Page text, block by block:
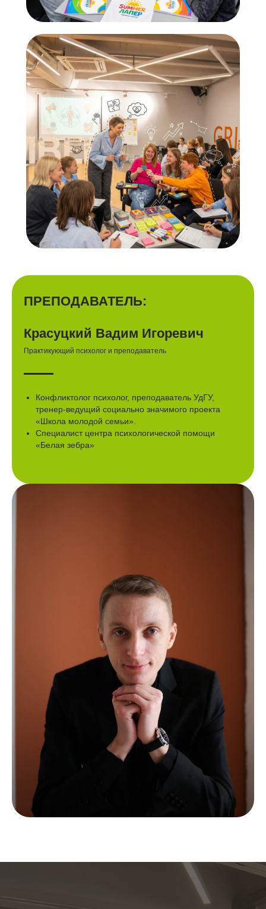
ПРЕПОДАВАТЕЛЬ:
Красуцкий Вадим Игоревич
Практикующий психолог и преподаватель
Конфликтолог психолог, преподаватель УдГУ,
тренер-ведущий социально значимого проекта
«Школа молодой семьи».
Специалист центра психологической помощи
«Белая зебра»